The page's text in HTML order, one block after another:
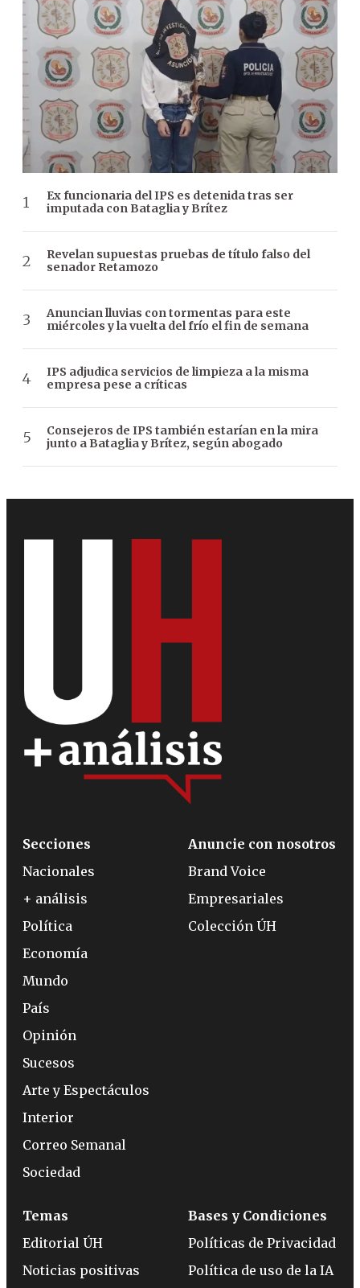
Ex funcionaria del IPS es detenida tras ser
imputada con Bataglia y Brítez
Revelan supuestas pruebas de título falso del
senador Retamozo
Anuncian lluvias con tormentas para este
miércoles y la vuelta del frío el fin de semana
IPS adjudica servicios de limpieza a la misma
empresa pese a críticas
Consejeros de IPS también estarían en la mira
junto a Bataglia y Brítez, según abogado
Secciones
Nacionales
+ análisis
Política
Economía
Mundo
País
Opinión
Sucesos
Arte y Espectáculos
Interior
Correo Semanal
Sociedad
Anuncie con nosotros
Brand Voice
Empresariales
Colección ÚH
Temas
Editorial ÚH
Noticias positivas
Bases y Condiciones
Políticas de Privacidad
Política de uso de la IA